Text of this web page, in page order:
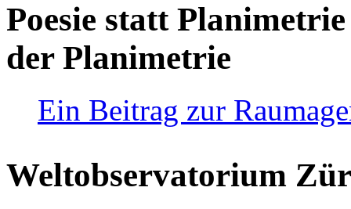
Poesie statt
der Planimetrie
Ein Beitrag zur
Weltobservatorium